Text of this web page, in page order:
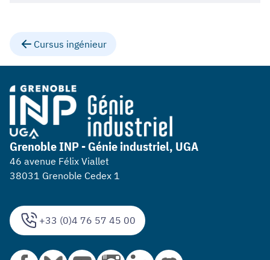
Cursus ingénieur
+33 (0)4 76 57 45 00
Grenoble INP - Génie industriel, UGA
46 avenue Félix Viallet
38031 Grenoble Cedex 1